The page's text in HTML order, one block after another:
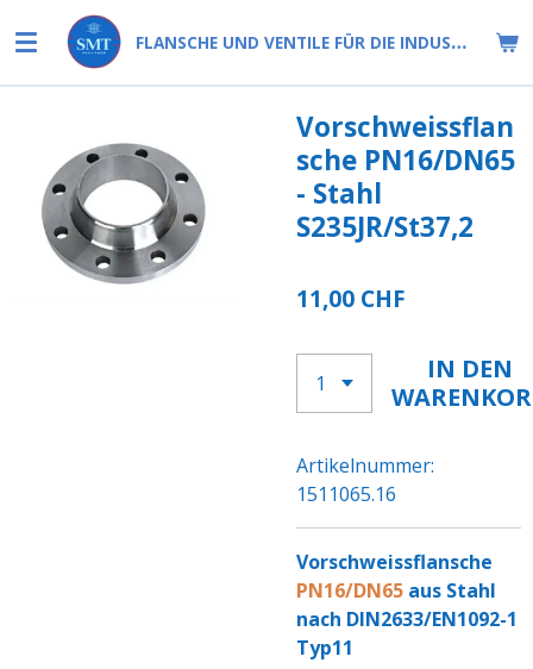
Hauptinhalt
springen
FLANSCHE UND VENTILE FÜR DIE INDUSTRIE
Vorschweissflan
sche PN16/DN65
- Stahl
S235JR/St37,2
11,00 CHF
IN DEN
Artikelnummer:
1511065.16
Vorschweissflansche
PN16/DN65 aus Stahl
nach DIN2633/EN1092-1
Typ11